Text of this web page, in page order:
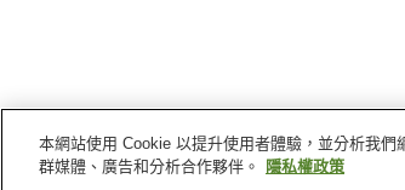
本網站使用 Cookie 以提升使用者體驗，並分析我
群媒體、廣告和分析合作夥伴。
隱私權政策